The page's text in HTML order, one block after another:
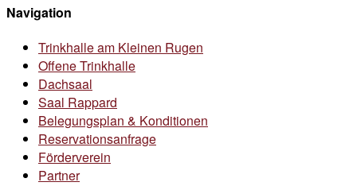
Navigation
Trinkhalle am Kleinen Rugen
Offene Trinkhalle
Dachsaal
Saal Rappard
Belegungsplan & Konditionen
Reservationsanfrage
Förderverein
Partner